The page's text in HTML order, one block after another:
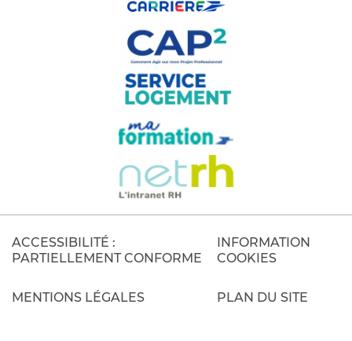
ACCESSIBILITÉ :
PARTIELLEMENT CONFORME
INFORMATION
COOKIES
MENTIONS LÉGALES PLAN DU SITE